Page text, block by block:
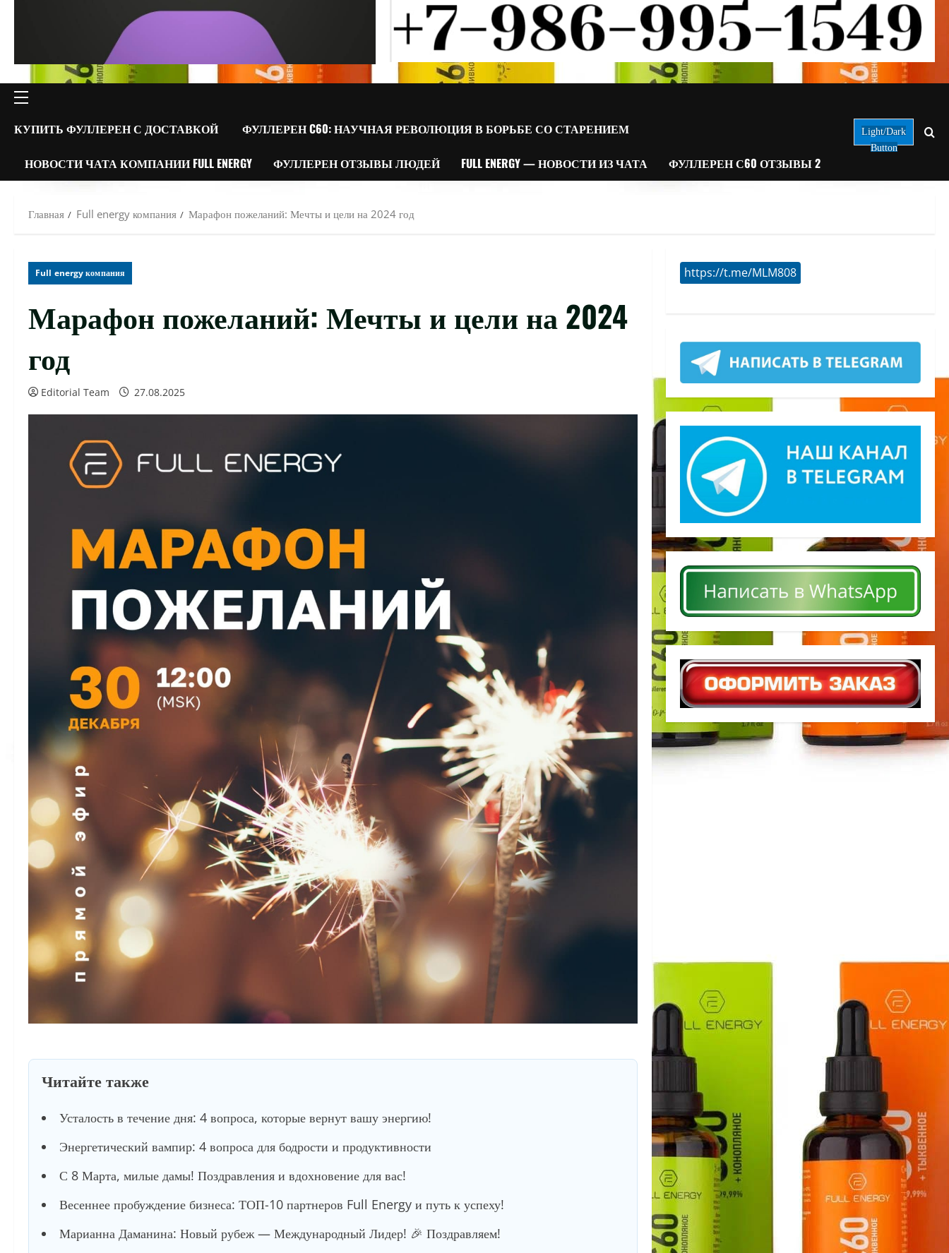
ОСНОВНОЕ
МЕНЮ
КУПИТЬ ФУЛЛЕРЕН С ДОСТАВКОЙ ФУЛЛЕРЕН C60: НАУЧНАЯ РЕВОЛЮЦИЯ В БОРЬБЕ СО СТАРЕНИЕМ
НОВОСТИ ЧАТА КОМПАНИИ FULL ENERGY ФУЛЛЕРЕН ОТЗЫВЫ ЛЮДЕЙ FULL ENERGY — НОВОСТИ ИЗ ЧАТА ФУЛЛЕРЕН С60 ОТЗЫВЫ 2
Light/Dark
Button
Главная Full energy компания Марафон пожеланий: Мечты и цели на 2024 год
Full energy компания
Марафон пожеланий: Мечты и цели на 2024
год
Editorial Team 27.08.2025
Читайте также
Усталость в течение дня: 4 вопроса, которые вернут вашу энергию!
Энергетический вампир: 4 вопроса для бодрости и продуктивности
С 8 Марта, милые дамы! Поздравления и вдохновение для вас!
Весеннее пробуждение бизнеса: ТОП-10 партнеров Full Energy и путь к успеху!
Марианна Даманина: Новый рубеж — Международный Лидер! 🎉 Поздравляем!
https://t.me/MLM808